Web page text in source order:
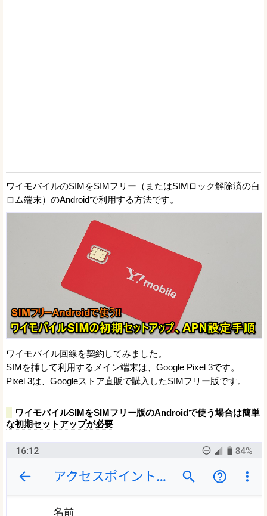
ワイモバイルのSIMをSIMフリー（またはSIMロック解除済の白
ロム端末）のAndroidで利用する方法です。
ワイモバイル回線を契約してみました。
SIMを挿して利用するメイン端末は、Google Pixel 3です。
Pixel 3は、Googleストア直販で購入したSIMフリー版です。
ワイモバイルSIMをSIMフリー版のAndroidで使う場合は簡単
な初期セットアップが必要